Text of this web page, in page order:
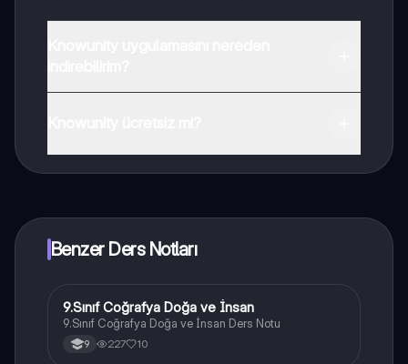
Benzer Ders Notları
Coğrafya
9.Sınıf Coğrafya Doğa ve İnsan
9.Sınıf Coğrafya Doğa ve İnsan Ders Notu
9 227 10